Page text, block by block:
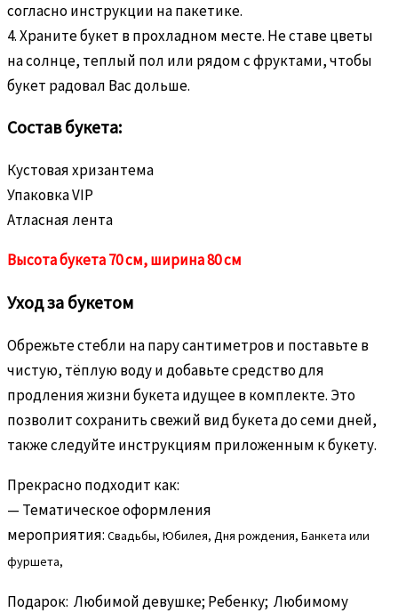
согласно инструкции на пакетике.
4. Храните букет в прохладном месте. Не ставе цветы
на солнце, теплый пол или рядом с фруктами, чтобы
букет радовал Вас дольше.
Состав букета:
Кустовая хризантема
Упаковка VIP
Атласная лента
Высота букета 70 см, ширина 80 см
Уход за букетом
Обрежьте стебли на пару сантиметров и поставьте в
чистую, тёплую воду и добавьте средство для
продления жизни букета идущее в комплекте. Это
позволит сохранить свежий вид букета до семи дней,
также следуйте инструкциям приложенным к букету.
Прекрасно подходит как:
— Тематическое оформления
мероприятия: Свадьбы, Юбилея, Дня рождения, Банкета или
фуршета,
Подарок: Любимой девушке; Ребенку; Любимому